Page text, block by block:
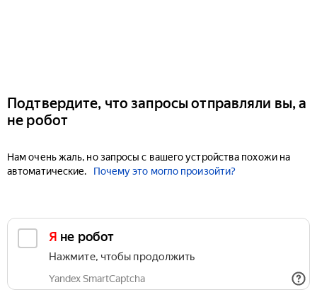
Подтвердите, что запросы отправляли вы, а
не робот
Нам очень жаль, но запросы с вашего устройства похожи на
автоматические.
Почему это могло произойти?
Я не робот
Нажмите, чтобы продолжить
Yandex SmartCaptcha